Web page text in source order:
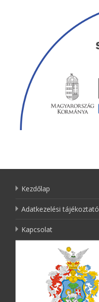
Kezdőlap
Adatkezelési tájékoztató
Kapcsolat